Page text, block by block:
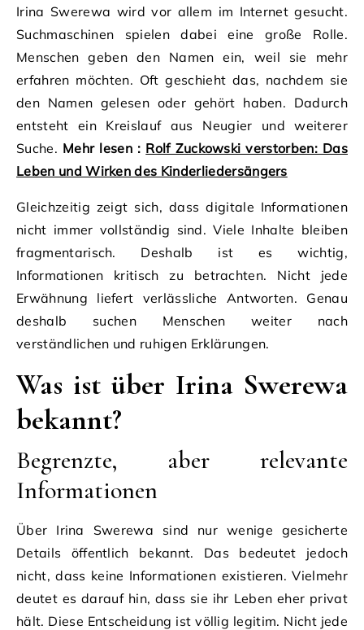
Irina Swerewa wird vor allem im Internet gesucht.
Suchmaschinen spielen dabei eine große Rolle.
Menschen geben den Namen ein, weil sie mehr
erfahren möchten. Oft geschieht das, nachdem sie
den Namen gelesen oder gehört haben. Dadurch
entsteht ein Kreislauf aus Neugier und weiterer
Suche. Mehr lesen : Rolf Zuckowski verstorben: Das
Leben und Wirken des Kinderliedersängers
Gleichzeitig zeigt sich, dass digitale Informationen
nicht immer vollständig sind. Viele Inhalte bleiben
fragmentarisch. Deshalb ist es wichtig,
Informationen kritisch zu betrachten. Nicht jede
Erwähnung liefert verlässliche Antworten. Genau
deshalb suchen Menschen weiter nach
verständlichen und ruhigen Erklärungen.
Was ist über Irina Swerewa
bekannt?
Begrenzte, aber relevante
Informationen
Über Irina Swerewa sind nur wenige gesicherte
Details öffentlich bekannt. Das bedeutet jedoch
nicht, dass keine Informationen existieren. Vielmehr
deutet es darauf hin, dass sie ihr Leben eher privat
hält. Diese Entscheidung ist völlig legitim. Nicht jede